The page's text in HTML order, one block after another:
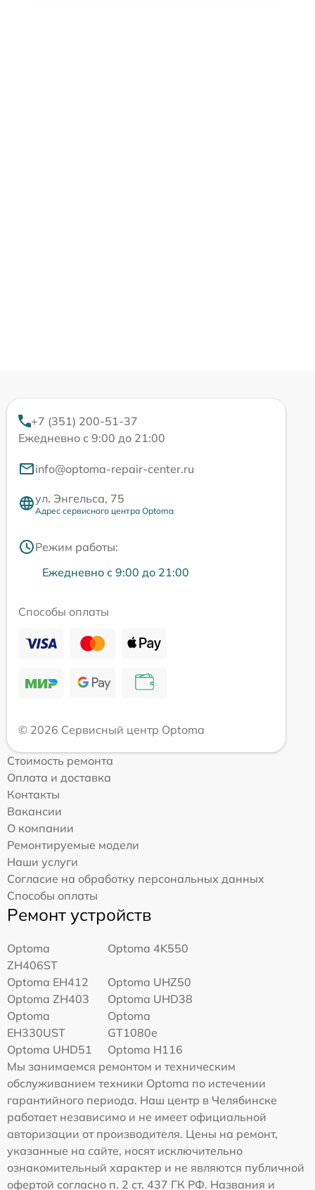
+7 (351) 200-51-37
Ежедневно с 9:00 до 21:00
info@optoma-repair-center.ru
ул. Энгельса, 75
Адрес сервисного центра Optoma
Режим работы:
Ежедневно с 9:00 до 21:00
Способы оплаты
© 2026 Сервисный центр Optoma
Стоимость ремонта
Оплата и доставка
Контакты
Вакансии
О компании
Ремонтируемые модели
Наши услуги
Согласие на обработку персональных данных
Способы оплаты
Ремонт устройств
Optoma
ZH406ST
Optoma 4K550
Optoma EH412
Optoma UHZ50
Optoma ZH403
Optoma UHD38
Optoma
EH330UST
Optoma
GT1080e
Optoma UHD51
Optoma H116
Мы занимаемся ремонтом и техническим
обслуживанием техники Optoma по истечении
гарантийного периода. Наш центр в Челябинске
работает независимо и не имеет официальной
авторизации от производителя. Цены на ремонт,
указанные на сайте, носят исключительно
ознакомительный характер и не являются публичной
офертой согласно п. 2 ст. 437 ГК РФ. Названия и